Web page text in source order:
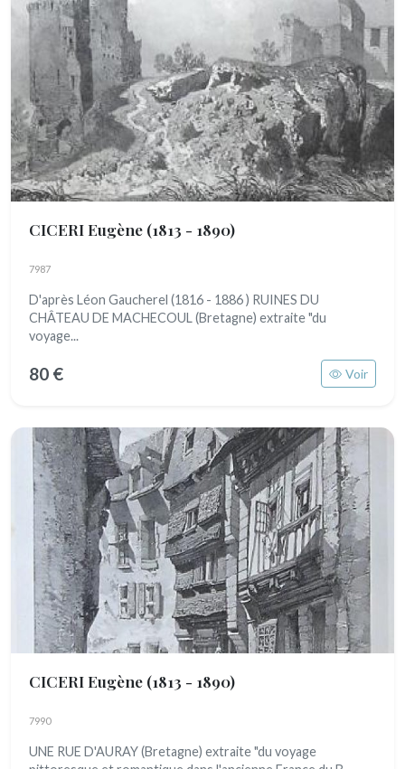
CICERI Eugène (1813 - 1890)
7987
D'après Léon Gaucherel (1816 - 1886 ) RUINES DU
CHÂTEAU DE MACHECOUL (Bretagne) extraite "du
voyage...
80 € Voir
CICERI Eugène (1813 - 1890)
7990
UNE RUE D'AURAY (Bretagne) extraite "du voyage